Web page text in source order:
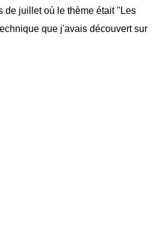
de juillet où le thème était "Les
que j'avais découvert sur